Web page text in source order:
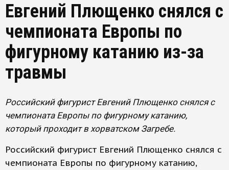
Евгений Плющенко снялся с
чемпионата Европы по
фигурному катанию из-за
травмы
Российский фигурист Евгений Плющенко снялся с
чемпионата Европы по фигурному катанию,
который проходит в хорватском Загребе.
Российский фигурист Евгений Плющенко снялся с
чемпионата Европы по фигурному катанию,